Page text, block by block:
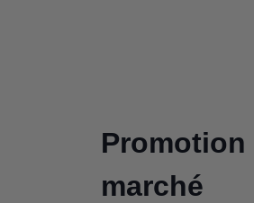
marché